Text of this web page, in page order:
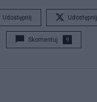
Udostępnij Udostępnij
Skomentuj 9